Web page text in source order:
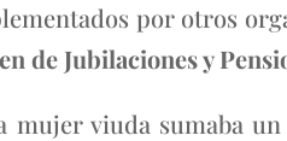
por otros
de Jubilaciones y
mujer viuda sumaba